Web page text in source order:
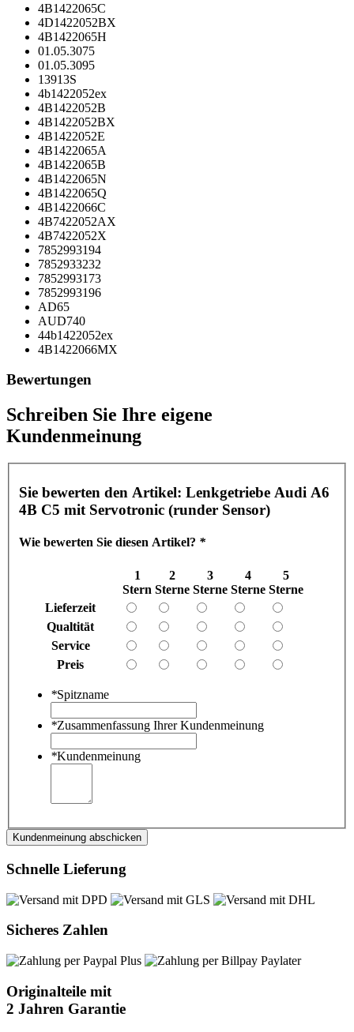
4B1422065C
4D1422052BX
4B1422065H
01.05.3075
01.05.3095
13913S
4b1422052ex
4B1422052B
4B1422052BX
4B1422052E
4B1422065A
4B1422065B
4B1422065N
4B1422065Q
4B1422066C
4B7422052AX
4B7422052X
7852993194
7852933232
7852993173
7852993196
AD65
AUD740
44b1422052ex
4B1422066MX
Bewertungen
Schreiben Sie Ihre eigene
Kundenmeinung
Sie bewerten den Artikel: Lenkgetriebe Audi A6
4B C5 mit Servotronic (runder Sensor)
Wie bewerten Sie diesen Artikel? *
1
Stern
2
Sterne
3
Sterne
4
Sterne
5
Sterne
Lieferzeit
Qualtität
Service
Preis
*Spitzname
*Zusammenfassung Ihrer Kundenmeinung
*Kundenmeinung
Kundenmeinung abschicken
Schnelle Lieferung
Sicheres Zahlen
Originalteile mit
2 Jahren Garantie